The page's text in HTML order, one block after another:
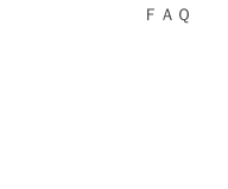
ＦＡＱ